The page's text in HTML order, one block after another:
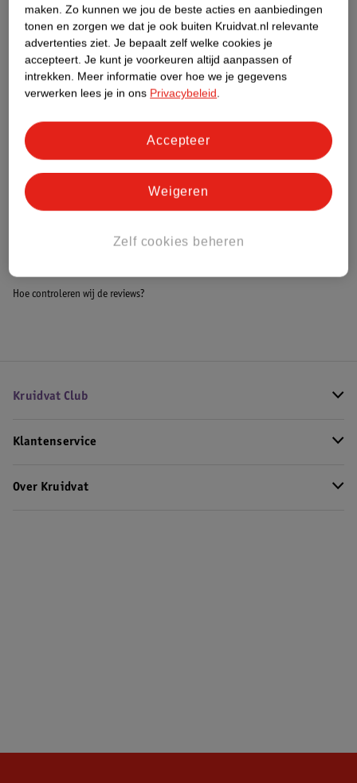
Nature Impact Score
Dit product heeft (nog) geen Nature
Impact Score.
Meer informatie
Bestel & Bezorginformatie
Hoe controleren wij de reviews?
Kruidvat Club
Klantenservice
Over Kruidvat
maken. Zo kunnen we jou de beste acties en aanbiedingen
tonen en zorgen we dat je ook buiten Kruidvat.nl relevante
advertenties ziet. Je bepaalt zelf welke cookies je
accepteert. Je kunt je voorkeuren altijd aanpassen of
intrekken. Meer informatie over hoe we je gegevens
verwerken lees je in ons Privacybeleid.
Zelf cookies beheren
Weigeren
Accepteer